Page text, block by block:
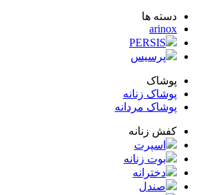
ها
PERSIS
پرسیس
زنانه
مردانه
زنانه
اسپرت
بوت زنانه
دخترانه
صندل